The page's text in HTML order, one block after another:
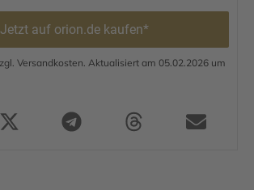
Jetzt auf orion.de kaufen*
Versandkosten. Aktualisiert am 05.02.2026 um